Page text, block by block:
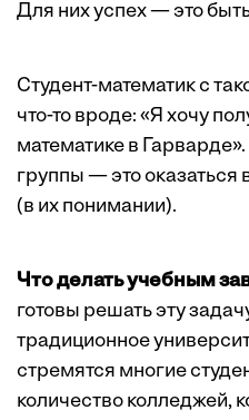
Для них успех — это
Студент-математик с
что-то вроде: «Я хочу
математике в
группы — это оказаться
(в их понимании).
Что делать учебным
готовы решать эту
традиционное
стремятся многие
количество колледжей,